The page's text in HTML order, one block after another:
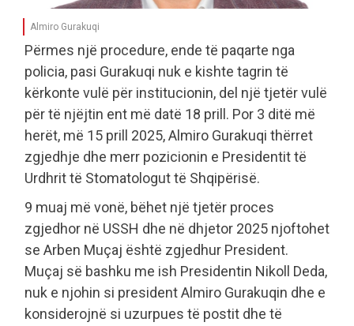
Almiro Gurakuqi
Përmes një procedure, ende të paqarte nga
policia, pasi Gurakuqi nuk e kishte tagrin të
kërkonte vulë për institucionin, del një tjetër vulë
për të njëjtin ent më datë 18 prill. Por 3 ditë më
herët, më 15 prill 2025, Almiro Gurakuqi thërret
zgjedhje dhe merr pozicionin e Presidentit të
Urdhrit të Stomatologut të Shqipërisë.
9 muaj më vonë, bëhet një tjetër proces
zgjedhor në USSH dhe në dhjetor 2025 njoftohet
se Arben Muçaj është zgjedhur President.
Muçaj së bashku me ish Presidentin Nikoll Deda,
nuk e njohin si president Almiro Gurakuqin dhe e
konsiderojnë si uzurpues të postit dhe të